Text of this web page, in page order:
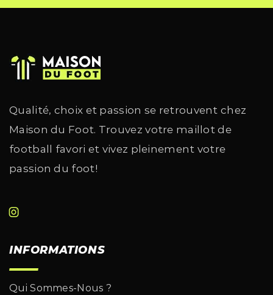
Qualité, choix et passion se retrouvent chez
Maison du Foot. Trouvez votre maillot de
football favori et vivez pleinement votre
passion du foot!
INFORMATIONS
Qui Sommes-Nous ?